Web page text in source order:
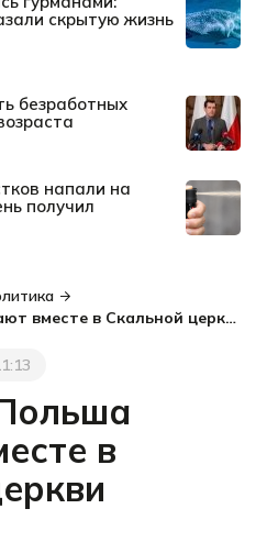
скрытую жизнь
безработных
напали на
получил
Украина и Польша сыграют вместе в Скальной церкви Хельсинки
в